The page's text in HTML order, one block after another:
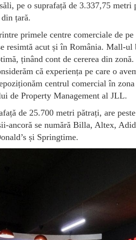
pe o suprafață de 3.337,75
țară.
primele centre comerciale de
resimtă acut și în România. Mall-
ținând cont de cererea din
că experiența pe care o
centrul comercial în
de Property Management al JLL.
de 25.700 metri pătrați, are
ancoră se numără Billa, Altex,
și Springtime.